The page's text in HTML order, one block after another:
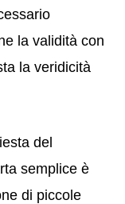
la validità con
la veridicità
del
semplice è
di piccole